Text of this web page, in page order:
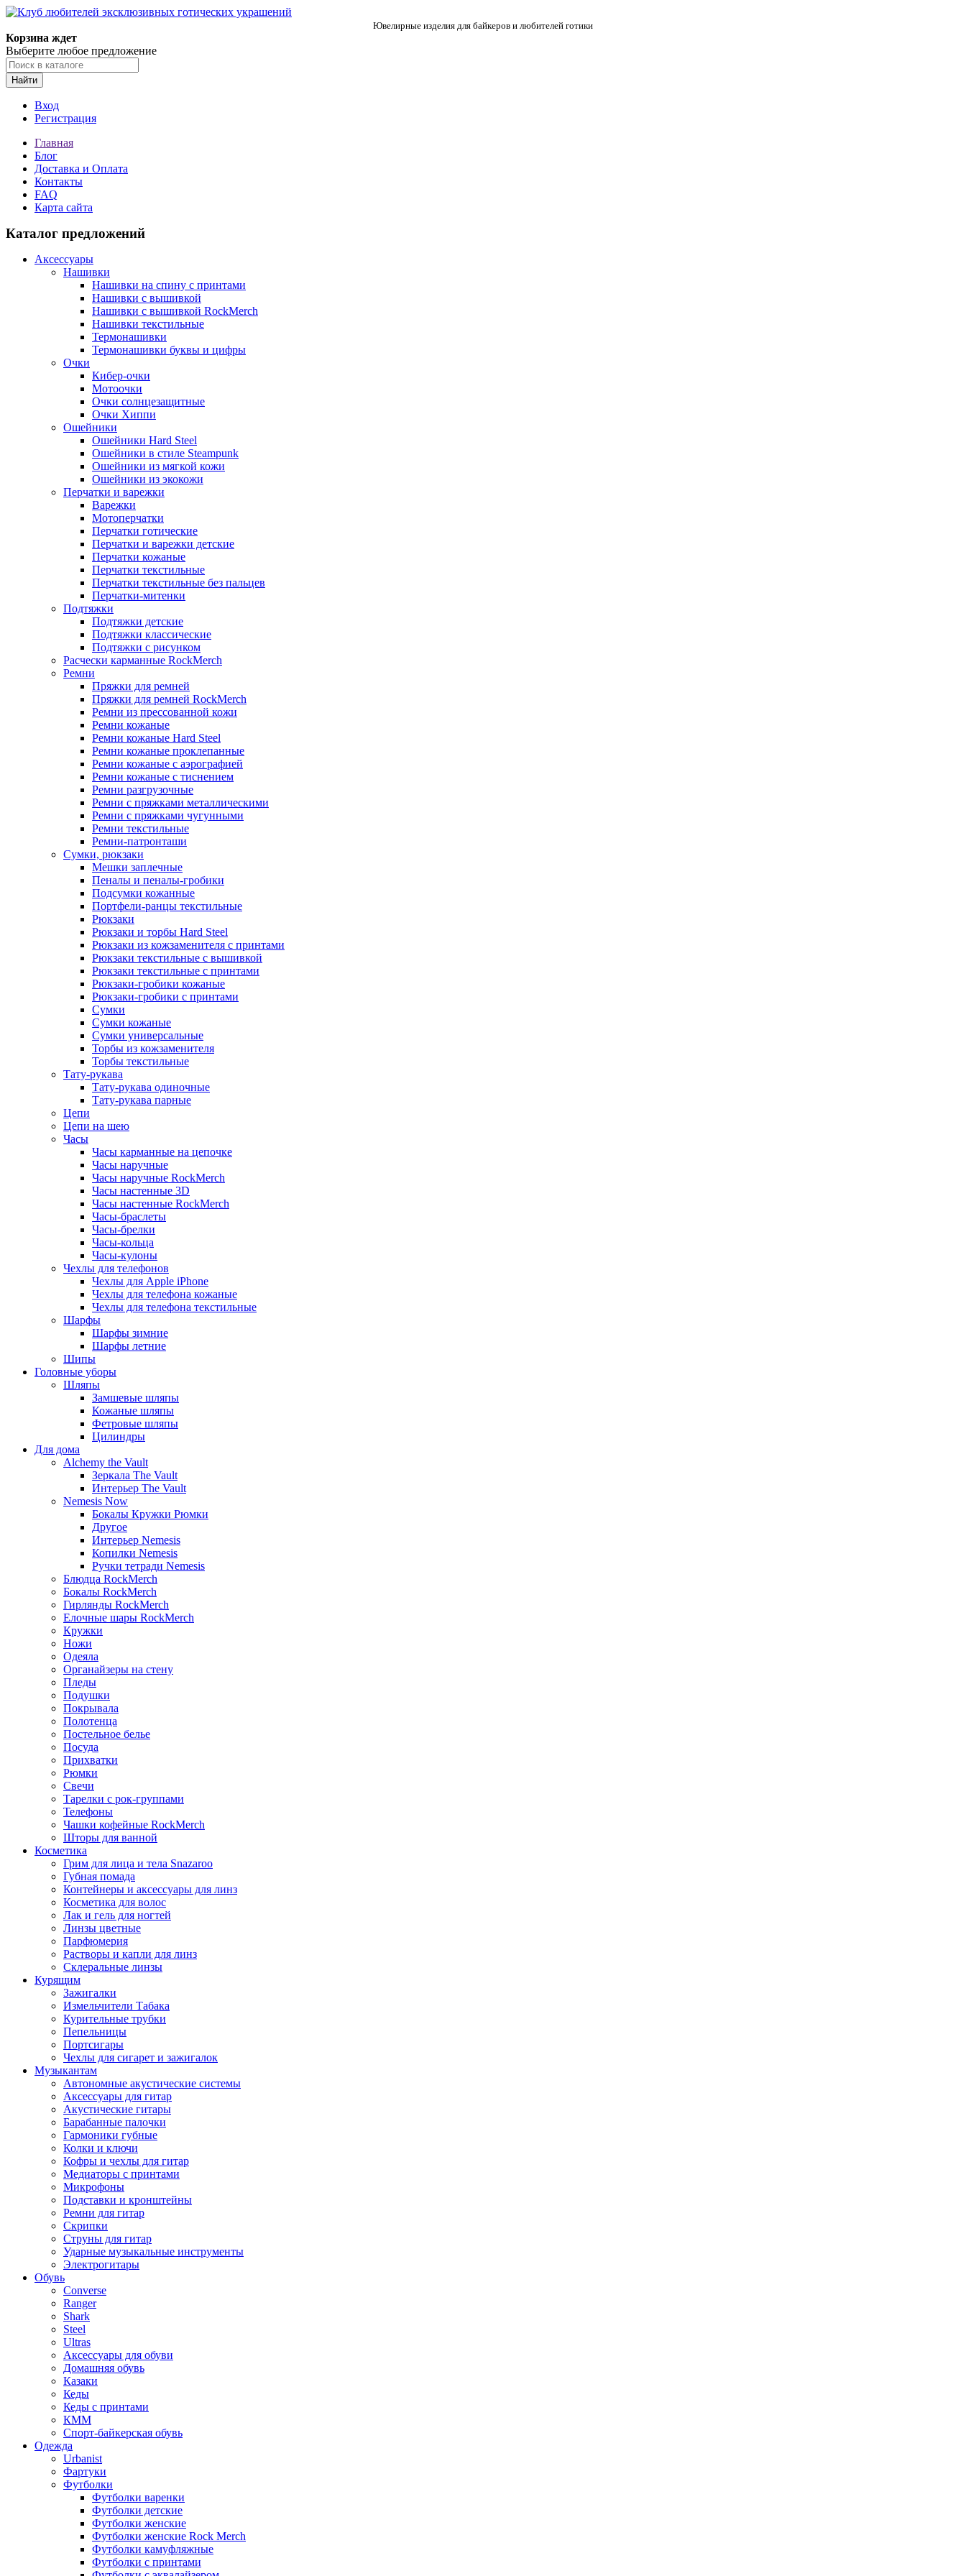
Ювелирные изделия для байкеров и любителей готики
Корзина ждет
Выберите любое предложение
Найти
Вход
Регистрация
Главная
Блог
Доставка и Оплата
Контакты
FAQ
Карта сайта
Каталог предложений
Аксессуары
Нашивки
Нашивки на спину с принтами
Нашивки с вышивкой
Нашивки с вышивкой RockMerch
Нашивки текстильные
Термонашивки
Термонашивки буквы и цифры
Очки
Кибер-очки
Мотоочки
Очки солнцезащитные
Очки Хиппи
Ошейники
Ошейники Hard Steel
Ошейники в стиле Steampunk
Ошейники из мягкой кожи
Ошейники из экокожи
Перчатки и варежки
Варежки
Мотоперчатки
Перчатки готические
Перчатки и варежки детские
Перчатки кожаные
Перчатки текстильные
Перчатки текстильные без пальцев
Перчатки-митенки
Подтяжки
Подтяжки детские
Подтяжки классические
Подтяжки с рисунком
Расчески карманные RockMerch
Ремни
Пряжки для ремней
Пряжки для ремней RockMerch
Ремни из прессованной кожи
Ремни кожаные
Ремни кожаные Hard Steel
Ремни кожаные проклепанные
Ремни кожаные с аэрографией
Ремни кожаные с тиснением
Ремни разгрузочные
Ремни с пряжками металлическими
Ремни с пряжками чугунными
Ремни текстильные
Ремни-патронташи
Сумки, рюкзаки
Мешки заплечные
Пеналы и пеналы-гробики
Подсумки кожанные
Портфели-ранцы текстильные
Рюкзаки
Рюкзаки и торбы Hard Steel
Рюкзаки из кожзаменителя с принтами
Рюкзаки текстильные с вышивкой
Рюкзаки текстильные с принтами
Рюкзаки-гробики кожаные
Рюкзаки-гробики с принтами
Сумки
Сумки кожаные
Сумки универсальные
Торбы из кожзаменителя
Торбы текстильные
Тату-рукава
Тату-рукава одиночные
Тату-рукава парные
Цепи
Цепи на шею
Часы
Часы карманные на цепочке
Часы наручные
Часы наручные RockMerch
Часы настенные 3D
Часы настенные RockMerch
Часы-браслеты
Часы-брелки
Часы-кольца
Часы-кулоны
Чехлы для телефонов
Чехлы для Apple iPhone
Чехлы для телефона кожаные
Чехлы для телефона текстильные
Шарфы
Шарфы зимние
Шарфы летние
Шипы
Головные уборы
Шляпы
Замшевые шляпы
Кожаные шляпы
Фетровые шляпы
Цилиндры
Для дома
Alchemy the Vault
Зеркала The Vault
Интерьер The Vault
Nemesis Now
Бокалы Кружки Рюмки
Другое
Интерьер Nemesis
Копилки Nemesis
Ручки тетради Nemesis
Блюдца RockMerch
Бокалы RockMerch
Гирлянды RockMerch
Елочные шары RockMerch
Кружки
Ножи
Одеяла
Органайзеры на стену
Пледы
Подушки
Покрывала
Полотенца
Постельное белье
Посуда
Прихватки
Рюмки
Свечи
Тарелки с рок-группами
Телефоны
Чашки кофейные RockMerch
Шторы для ванной
Косметика
Грим для лица и тела Snazaroo
Губная помада
Контейнеры и аксессуары для линз
Косметика для волос
Лак и гель для ногтей
Линзы цветные
Парфюмерия
Растворы и капли для линз
Склеральные линзы
Курящим
Зажигалки
Измельчители Табака
Курительные трубки
Пепельницы
Портсигары
Чехлы для сигарет и зажигалок
Музыкантам
Автономные акустические системы
Аксессуары для гитар
Акустические гитары
Барабанные палочки
Гармоники губные
Колки и ключи
Кофры и чехлы для гитар
Медиаторы с принтами
Микрофоны
Подставки и кронштейны
Ремни для гитар
Скрипки
Струны для гитар
Ударные музыкальные инструменты
Электрогитары
Обувь
Converse
Ranger
Shark
Steel
Ultras
Аксессуары для обуви
Домашняя обувь
Казаки
Кеды
Кеды с принтами
КММ
Спорт-байкерская обувь
Одежда
Urbanist
Фартуки
Футболки
Футболки варенки
Футболки детские
Футболки женские
Футболки женские Rock Merch
Футболки камуфляжные
Футболки с принтами